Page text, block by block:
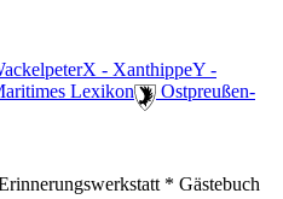
X - XanthippeY -
Lexikon
️ Ostpreußen-
* Gästebuch